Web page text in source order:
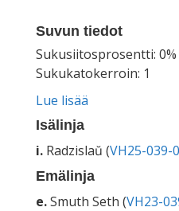
Suvun tiedot
Sukusiitosprosentti: 0%
Sukukatokerroin: 1
Lue lisää
Isälinja
i. Radzislaŭ (VH25-039-
Emälinja
e.Smuth Seth (VH23-